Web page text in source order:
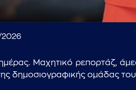
2026
Μαχητικό ρεπορτάζ,
δημοσιογραφικής ομάδας του